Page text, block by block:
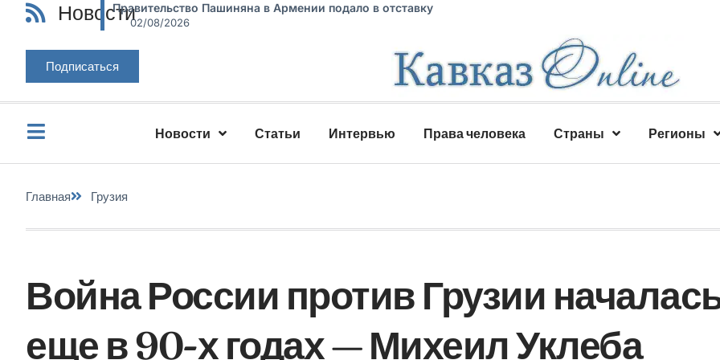
НовостиПравительство Пашиняна в Армении подало в отставку
02/08/2026
Подписаться
Новости Статьи Интервью Права человека Страны Регионы
Главная Грузия
Война России против Грузии
еще в 90-х годах — Михеил Уклеба